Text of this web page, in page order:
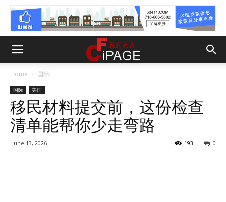
Home 国际
国际 美国
移民材料提交前，这份检查
清单能帮你少走弯路
June 13, 2026 0
193